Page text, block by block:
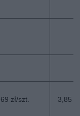
zł/szt. 3,85